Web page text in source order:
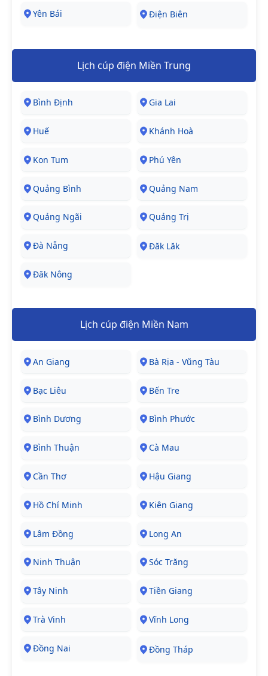
Yên Bái Điện Biên
Lịch cúp điện Miền Trung
Bình Định Gia Lai
Huế Khánh Hoà
Kon Tum Phú Yên
Quảng Bình Quảng Nam
Quảng Ngãi Quảng Trị
Đà Nẵng Đăk Lăk
Đăk Nông
Lịch cúp điện Miền Nam
An Giang Bà Rịa - Vũng Tàu
Bạc Liêu Bến Tre
Bình Dương Bình Phước
Bình Thuận Cà Mau
Cần Thơ Hậu Giang
Hồ Chí Minh Kiên Giang
Lâm Đồng Long An
Ninh Thuận Sóc Trăng
Tây Ninh Tiền Giang
Trà Vinh Vĩnh Long
Đồng Nai Đồng Tháp